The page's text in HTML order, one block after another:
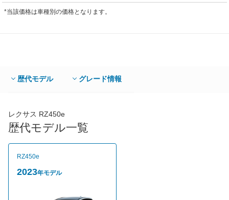
*当該価格は車種別の価格となります。
歴代モデル グレード情報
レクサス RZ450e
歴代モデル一覧
RZ450e
2023年モデル